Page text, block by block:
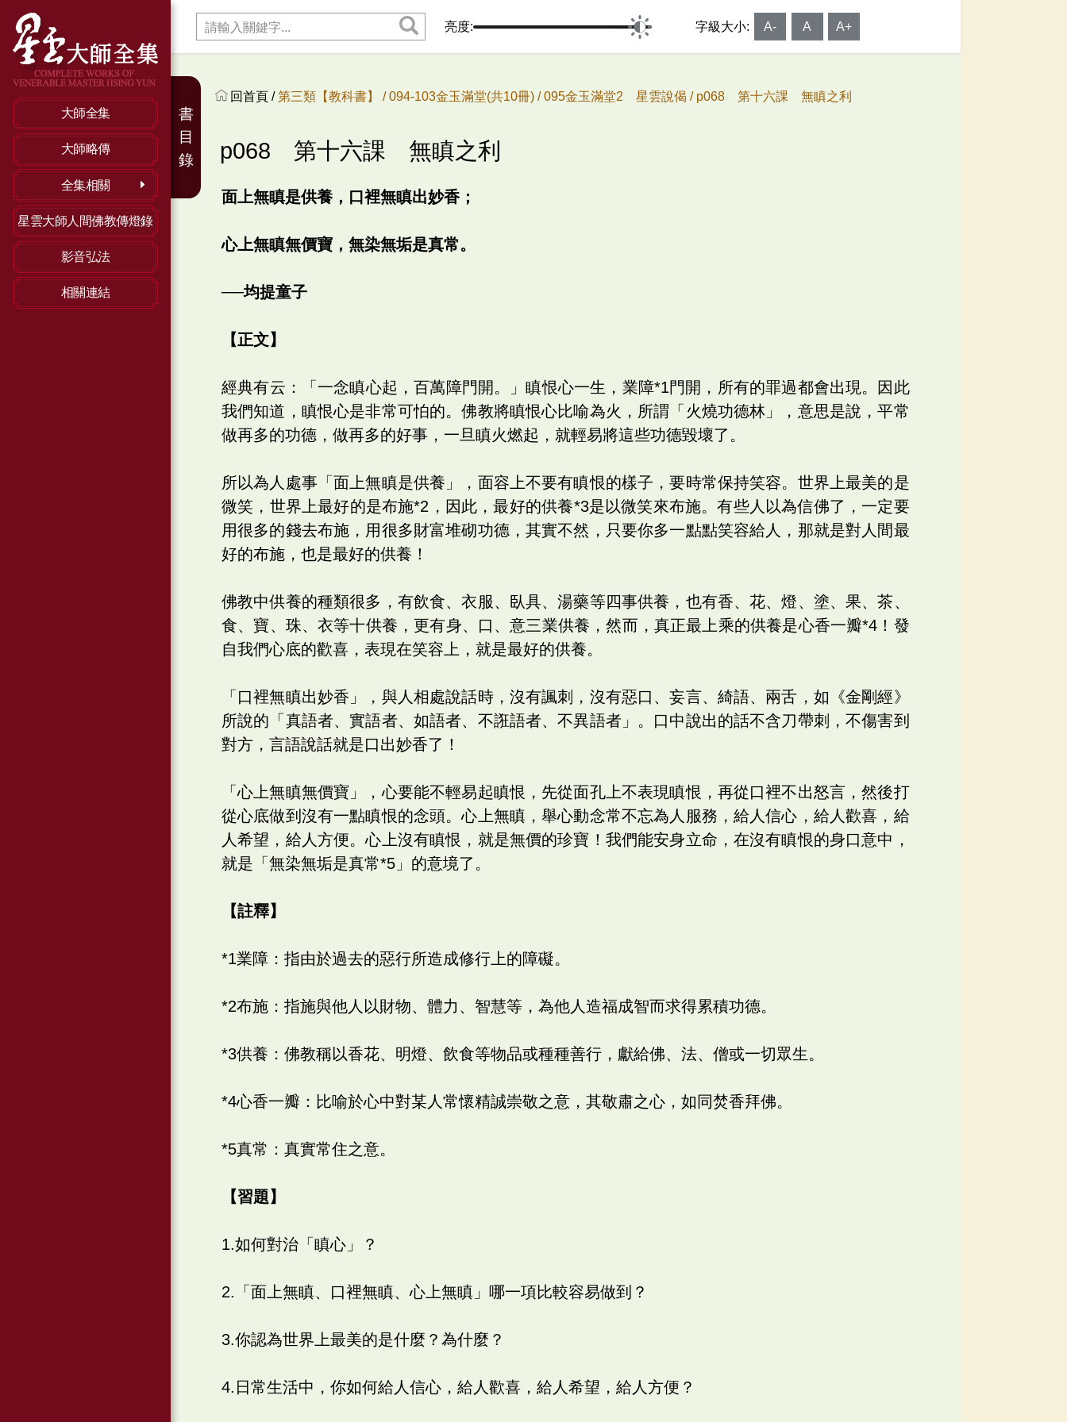
大師全集
大師略傳
全集相關
星雲大師人間佛教傳燈錄
影音弘法
相關連結
亮度: 字級大小: A- A A+
回首頁 /第三類【教科書】 /094-103金玉滿堂(共10冊) /095金玉滿堂2 星雲說偈 / p068 第十六課 無瞋之利
p068 第十六課 無瞋之利
面上無瞋是供養，口裡無瞋出妙香；
心上無瞋無價寶，無染無垢是真常。
──均提童子
【正文】
經典有云：「一念瞋心起，百萬障門開。」瞋恨心一生，業障*1門開，所有的罪過都會出現。因此
我們知道，瞋恨心是非常可怕的。佛教將瞋恨心比喻為火，所謂「火燒功德林」，意思是說，平常
做再多的功德，做再多的好事，一旦瞋火燃起，就輕易將這些功德毀壞了。
所以為人處事「面上無瞋是供養」，面容上不要有瞋恨的樣子，要時常保持笑容。世界上最美的是
微笑，世界上最好的是布施*2，因此，最好的供養*3是以微笑來布施。有些人以為信佛了，一定要
用很多的錢去布施，用很多財富堆砌功德，其實不然，只要你多一點點笑容給人，那就是對人間最
好的布施，也是最好的供養！
佛教中供養的種類很多，有飲食、衣服、臥具、湯藥等四事供養，也有香、花、燈、塗、果、茶、
食、寶、珠、衣等十供養，更有身、口、意三業供養，然而，真正最上乘的供養是心香一瓣*4！發
自我們心底的歡喜，表現在笑容上，就是最好的供養。
「口裡無瞋出妙香」，與人相處說話時，沒有諷刺，沒有惡口、妄言、綺語、兩舌，如《金剛經》
所說的「真語者、實語者、如語者、不誑語者、不異語者」。口中說出的話不含刀帶刺，不傷害到
對方，言語說話就是口出妙香了！
「心上無瞋無價寶」，心要能不輕易起瞋恨，先從面孔上不表現瞋恨，再從口裡不出怒言，然後打
從心底做到沒有一點瞋恨的念頭。心上無瞋，舉心動念常不忘為人服務，給人信心，給人歡喜，給
人希望，給人方便。心上沒有瞋恨，就是無價的珍寶！我們能安身立命，在沒有瞋恨的身口意中，
就是「無染無垢是真常*5」的意境了。
【註釋】
*1業障：指由於過去的惡行所造成修行上的障礙。
*2布施：指施與他人以財物、體力、智慧等，為他人造福成智而求得累積功德。
*3供養：佛教稱以香花、明燈、飲食等物品或種種善行，獻給佛、法、僧或一切眾生。
*4心香一瓣：比喻於心中對某人常懷精誠崇敬之意，其敬肅之心，如同焚香拜佛。
*5真常：真實常住之意。
【習題】
1.如何對治「瞋心」？
2.「面上無瞋、口裡無瞋、心上無瞋」哪一項比較容易做到？
3.你認為世界上最美的是什麼？為什麼？
4.日常生活中，你如何給人信心，給人歡喜，給人希望，給人方便？
書
目
錄